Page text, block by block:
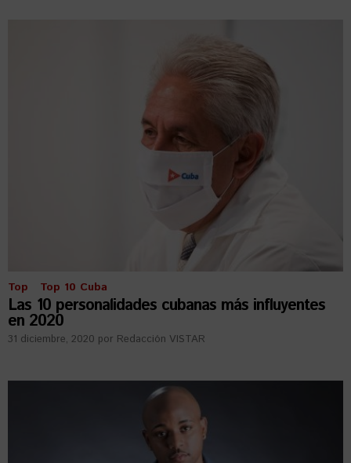
Top Top 10 Cuba
Las 10 personalidades cubanas más influyentes
en 2020
31 diciembre, 2020 por Redacción VISTAR